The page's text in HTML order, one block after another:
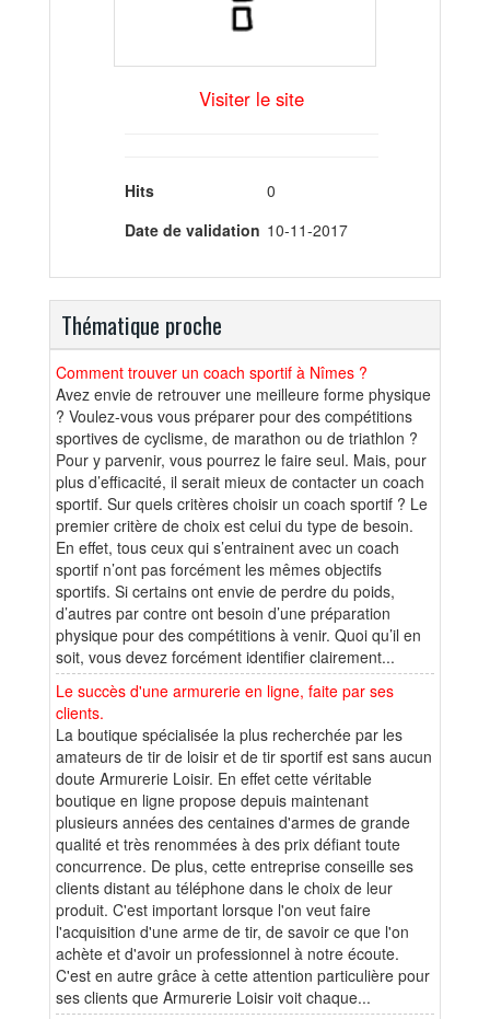
Visiter le site
Hits
0
Date de validation 10-11-2017
Thématique proche
Comment trouver un coach sportif à Nîmes ?
Avez envie de retrouver une meilleure forme physique
? Voulez-vous vous préparer pour des compétitions
sportives de cyclisme, de marathon ou de triathlon ?
Pour y parvenir, vous pourrez le faire seul. Mais, pour
plus d’efficacité, il serait mieux de contacter un coach
sportif. Sur quels critères choisir un coach sportif ? Le
premier critère de choix est celui du type de besoin.
En effet, tous ceux qui s’entrainent avec un coach
sportif n’ont pas forcément les mêmes objectifs
sportifs. Si certains ont envie de perdre du poids,
d’autres par contre ont besoin d’une préparation
physique pour des compétitions à venir. Quoi qu’il en
soit, vous devez forcément identifier clairement...
Le succès d'une armurerie en ligne, faite par ses
clients.
La boutique spécialisée la plus recherchée par les
amateurs de tir de loisir et de tir sportif est sans aucun
doute Armurerie Loisir. En effet cette véritable
boutique en ligne propose depuis maintenant
plusieurs années des centaines d'armes de grande
qualité et très renommées à des prix défiant toute
concurrence. De plus, cette entreprise conseille ses
clients distant au téléphone dans le choix de leur
produit. C'est important lorsque l'on veut faire
l'acquisition d'une arme de tir, de savoir ce que l'on
achète et d'avoir un professionnel à notre écoute.
C'est en autre grâce à cette attention particulière pour
ses clients que Armurerie Loisir voit chaque...